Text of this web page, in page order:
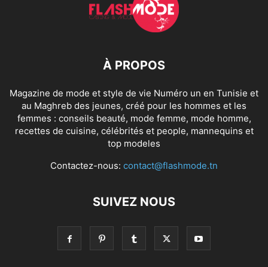
À PROPOS
Magazine de mode et style de vie Numéro un en Tunisie et
au Maghreb des jeunes, créé pour les hommes et les
femmes : conseils beauté, mode femme, mode homme,
recettes de cuisine, célébrités et people, mannequins et
top modeles
Contactez-nous: contact@flashmode.tn
SUIVEZ NOUS